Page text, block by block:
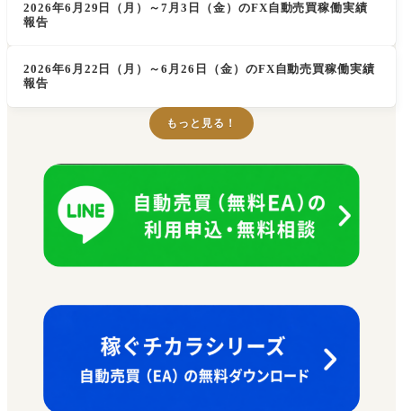
2026年6月29日（月）～7月3日（金）のFX自動売買稼働実績
報告
2026年6月22日（月）～6月26日（金）のFX自動売買稼働実績
報告
もっと見る！